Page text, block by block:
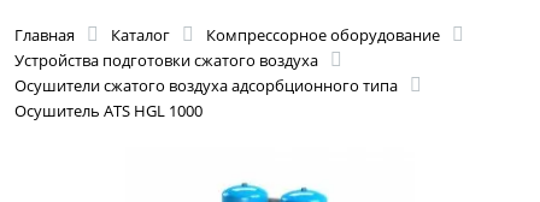
Главная Каталог
Компрессорное оборудование
Устройства подготовки сжатого воздуха
Осушители сжатого воздуха адсорбционного типа
Осушитель ATS HGL 1000